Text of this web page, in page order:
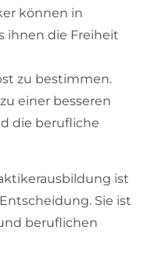
können in
ihnen die Freiheit
zu bestimmen.
einer besseren
die berufliche
ist
Sie ist
beruflichen